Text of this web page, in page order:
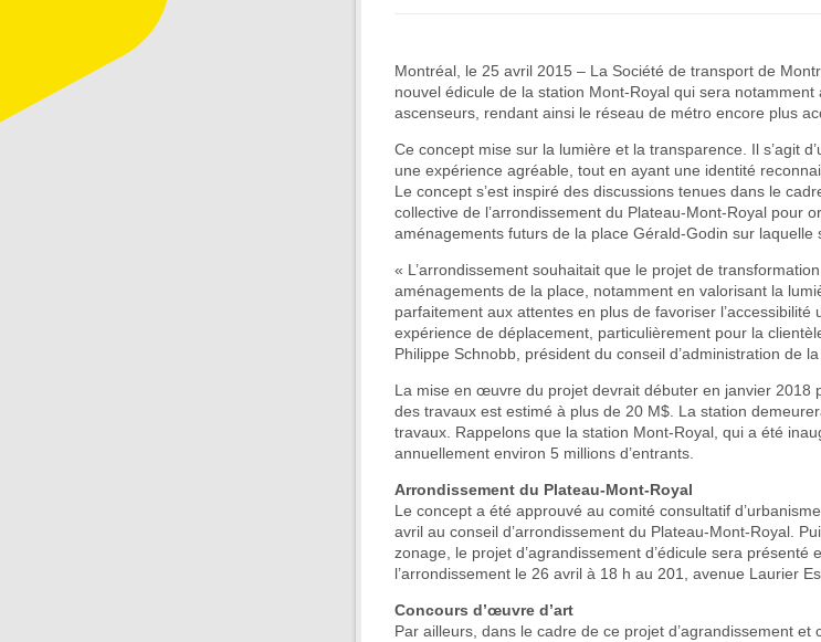
Montréal, le 25 avril 2015 – La Société de transport de
nouvel édicule de la station Mont-Royal qui sera
ascenseurs, rendant ainsi le réseau de métro encore plus
Ce concept mise sur la lumière et la transparence. Il s’agit
une expérience agréable, tout en ayant une identité
Le concept s’est inspiré des discussions tenues dans le
collective de l’arrondissement du Plateau-Mont-Royal pour
aménagements futurs de la place Gérald-Godin sur laquelle
« L’arrondissement souhaitait que le projet de
aménagements de la place, notamment en valorisant la
parfaitement aux attentes en plus de favoriser l’accessibilité
expérience de déplacement, particulièrement pour la
Philippe Schnobb, président du conseil d’administration de la
La mise en œuvre du projet devrait débuter en janvier 2018
des travaux est estimé à plus de 20 M$. La station
travaux. Rappelons que la station Mont-Royal, qui a été
annuellement environ 5 millions d’entrants.
Arrondissement du Plateau-Mont-Royal
Le concept a été approuvé au comité consultatif
avril au conseil d’arrondissement du Plateau-Mont-Royal.
zonage, le projet d’agrandissement d’édicule sera présenté
l’arrondissement le 26 avril à 18 h au 201, avenue Laurier
Concours d’œuvre d’art
Par ailleurs, dans le cadre de ce projet d’agrandissement